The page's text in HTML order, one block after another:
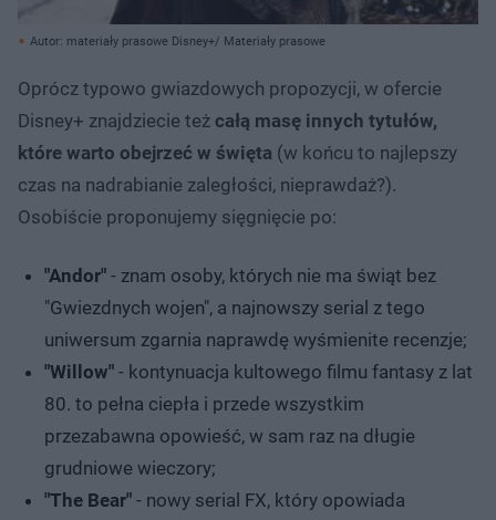
Autor: materiały prasowe Disney+/ Materiały prasowe
Oprócz typowo gwiazdowych propozycji, w ofercie
Disney+ znajdziecie też całą masę innych tytułów,
które warto obejrzeć w święta (w końcu to najlepszy
czas na nadrabianie zaległości, nieprawdaż?).
Osobiście proponujemy sięgnięcie po:
"Andor" - znam osoby, których nie ma świąt bez
"Gwiezdnych wojen", a najnowszy serial z tego
uniwersum zgarnia naprawdę wyśmienite recenzje;
"Willow" - kontynuacja kultowego filmu fantasy z lat
80. to pełna ciepła i przede wszystkim
przezabawna opowieść, w sam raz na długie
grudniowe wieczory;
"The Bear" - nowy serial FX, który opowiada